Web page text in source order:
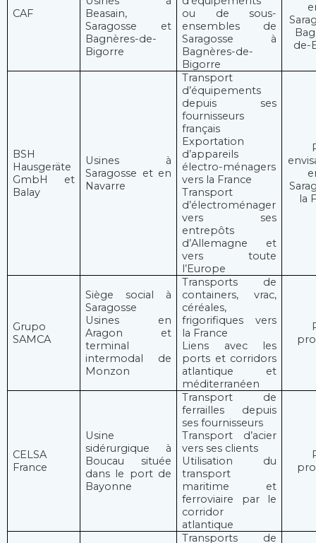
CAF
Beasain,
Saragosse et
Bagnères-de-
Bigorre
ou de sous-
ensembles de
Saragosse à
Bagnères-de-
Bigorre
de-
BSH
Hausgeräte
GmbH et
Balay
Usines à
Saragosse et en
Navarre
Transport
d’équipements
depuis ses
fournisseurs
français
Exportation
d’appareils
électro-ménagers
vers la France
Transport
d’électroménager
vers ses
entrepôts
d’Allemagne et
vers toute
l’Europe
la
Grupo
SAMCA
Siège social à
Saragosse
Usines en
Aragon et
terminal
intermodal de
Monzon
Transports de
containers, vrac,
céréales,
frigorifiques vers
la France
Liens avec les
ports et corridors
atlantique et
méditerranéen
CELSA
France
Usine
sidérurgique à
Boucau située
dans le port de
Bayonne
Transport de
ferrailles depuis
ses fournisseurs
Transport d’acier
vers ses clients
Utilisation du
transport
maritime et
ferroviaire par le
corridor
atlantique
Transports de